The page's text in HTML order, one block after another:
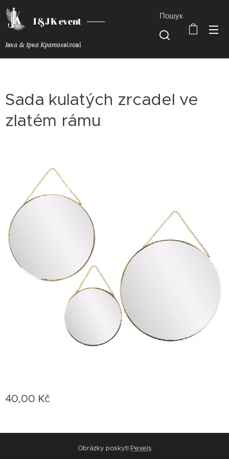
I &J K event
Івка & Ірка Кратохвілові
Пошук
Sada kulatých zrcadel ve
zlatém rámu
40,00 Kč
Obrázky poskytl Pexels